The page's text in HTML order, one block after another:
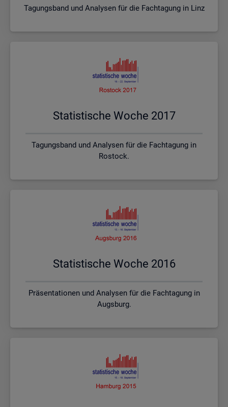
Tagungsband und Analysen für die Fachtagung in Linz
Sta­tis­ti­sche Woche 2017
Tagungsband und Analysen für die Fachtagung in
Rostock.
Sta­tis­ti­sche Woche 2016
Präsentationen und Analysen für die Fachtagung in
Augsburg.